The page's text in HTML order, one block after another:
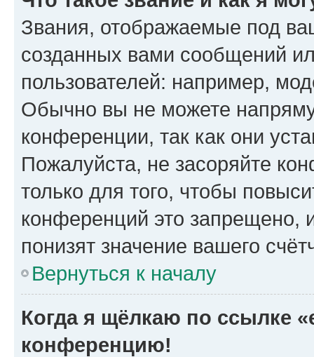
Звания, отображаемые под
созданных вами сообщений
пользователей: например,
Обычно вы не можете
конференции, так как они
Пожалуйста, не засоряйте
только для того, чтобы
конференций это запрещено,
понизят значение вашего
Вернуться к началу
Когда я щёлкаю по ссылке
конференцию!